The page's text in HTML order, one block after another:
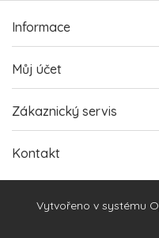
Informace
Můj účet
Zákaznický servis
Kontakt
Vytvořeno v systému